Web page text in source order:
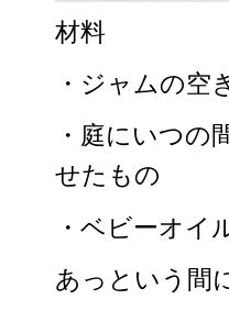
材料
・ジャムの空
・庭にいつの
せたもの
・ベビーオイ
あっという